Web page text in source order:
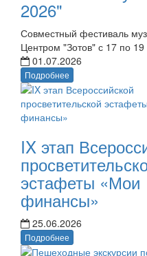
2026"
Совместный фестиваль
Центром "Зотов" с 17 по
01.07.2026
Подробнее
IX этап
эстафеты «Мои
финансы»
25.06.2026
Подробнее